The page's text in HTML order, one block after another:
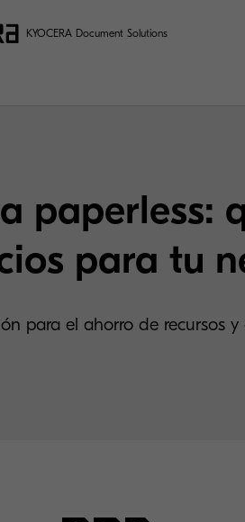
KYOCERA Document Solutions
paperless:
para tu
para el ahorro de recursos